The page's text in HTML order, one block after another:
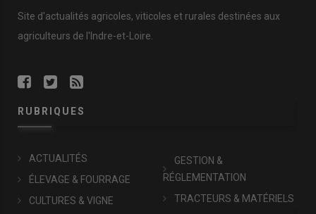
Site d'actualités agricoles, viticoles et rurales destinées aux
agriculteurs de l'Indre-et-Loire.
RUBRIQUES
ACTUALITÉS
ÉLEVAGE & FOURRAGE
CULTURES & VIGNE
GESTION &
RÉGLEMENTATION
TRACTEURS & MATÉRIELS